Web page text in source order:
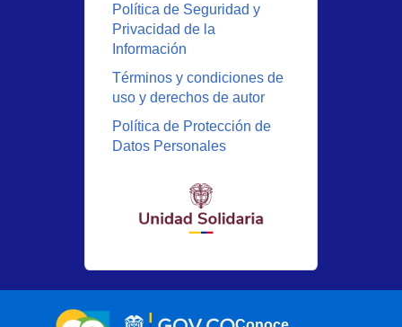
Política de Seguridad y
Privacidad de la
Información
Términos y condiciones de
uso y derechos de autor
Política de Protección de
Datos Personales